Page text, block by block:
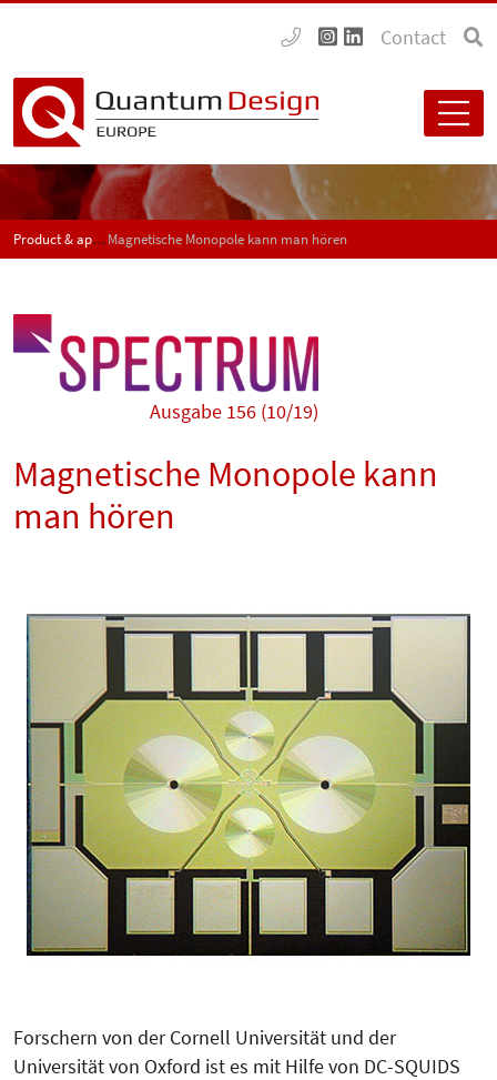
Contact
Product & application news - SPECTRUMMagnetische Monopole kann man hören
Ausgabe 156 (10/19)
Magnetische Monopole kann
man hören
Forschern von der Cornell Universität und der
Universität von Oxford ist es mit Hilfe von DC-SQUIDS